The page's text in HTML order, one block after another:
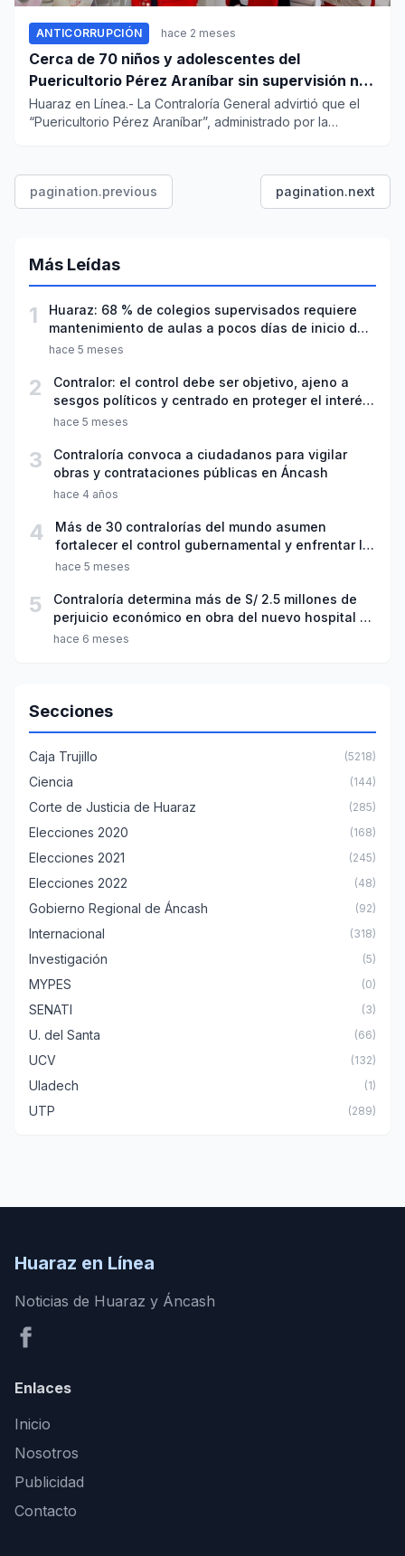
ANTICORRUPCIÓN hace 2 meses
Cerca de 70 niños y adolescentes del
Puericultorio Pérez Araníbar sin supervisión ni
seguimiento integral
Huaraz en Línea.- La Contraloría General advirtió que el
“Puericultorio Pérez Araníbar”, administrado por la
pagination.previous pagination.next
Más Leídas
1
Huaraz: 68 % de colegios supervisados requiere
mantenimiento de aulas a pocos días de inicio del
año escolar 2026
hace 5 meses
2
Contralor: el control debe ser objetivo, ajeno a
sesgos políticos y centrado en proteger el interés
público
hace 5 meses
3
Contraloría convoca a ciudadanos para vigilar
obras y contrataciones públicas en Áncash
hace 4 años
4
Más de 30 contralorías del mundo asumen
fortalecer el control gubernamental y enfrentar la
corrupción transnacional
hace 5 meses
5
Contraloría determina más de S/ 2.5 millones de
perjuicio económico en obra del nuevo hospital de
Apoyo de Yungay
hace 6 meses
Secciones
Caja Trujillo (5218)
Ciencia (144)
Corte de Justicia de Huaraz (285)
Elecciones 2020 (168)
Elecciones 2021 (245)
Elecciones 2022 (48)
Gobierno Regional de Áncash (92)
Internacional (318)
Investigación (5)
MYPES (0)
SENATI (3)
U. del Santa (66)
UCV (132)
Uladech (1)
UTP (289)
Huaraz en Línea
Noticias de Huaraz y Áncash
Enlaces
Inicio
Nosotros
Publicidad
Contacto